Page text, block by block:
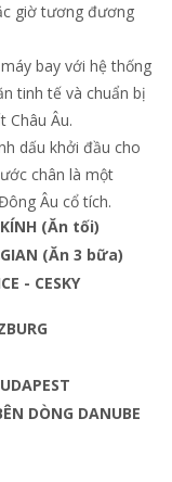
giờ tương đương
bay với hệ thống
tinh tế và chuẩn bị
Châu Âu.
dấu khởi đầu cho
chân là một
Âu cổ tích.
KÍNH (Ăn tối)
GIAN (Ăn 3 bữa)
- CESKY
DÒNG DANUBE